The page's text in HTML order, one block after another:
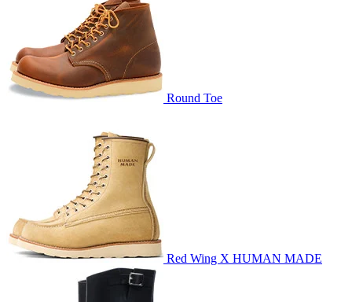
Round Toe
Red Wing X HUMAN MADE